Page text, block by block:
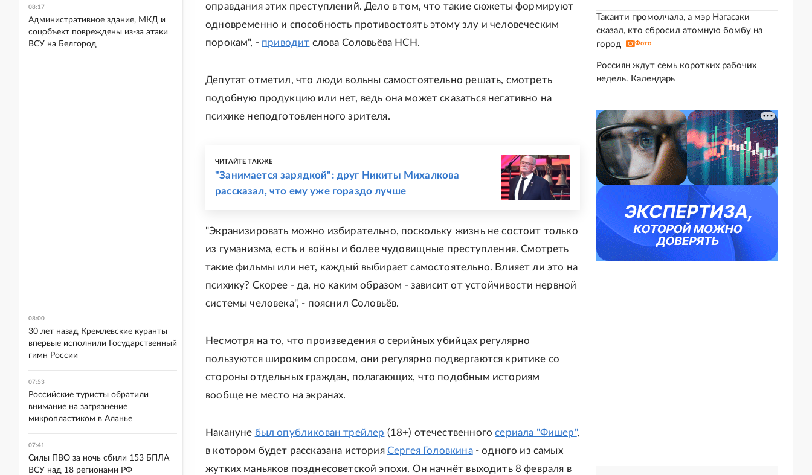
оправдания этих преступлений. Дело в том, что такие сюжеты формируют
одновременно и способность противостоять этому злу и человеческим
порокам", - приводит слова Соловьёва НСН.
Депутат отметил, что люди вольны самостоятельно решать, смотреть
подобную продукцию или нет, ведь она может сказаться негативно на
психике неподготовленного зрителя.
ЧИТАЙТЕ ТАКЖЕ
"Занимается зарядкой": друг Никиты Михалкова
рассказал, что ему уже гораздо лучше
"Экранизировать можно избирательно, поскольку жизнь не состоит только
из гуманизма, есть и войны и более чудовищные преступления. Смотреть
такие фильмы или нет, каждый выбирает самостоятельно. Влияет ли это на
психику? Скорее - да, но каким образом - зависит от устойчивости нервной
системы человека", - пояснил Соловьёв.
Несмотря на то, что произведения о серийных убийцах регулярно
пользуются широким спросом, они регулярно подвергаются критике со
стороны отдельных граждан, полагающих, что подобным историям
вообще не место на экранах.
Накануне был опубликован трейлер (18+) отечественногосериала "Фишер",
в котором будет рассказана история Сергея Головкина- одного из самых
жутких маньяков позднесоветской эпохи. Он начнёт выходить 8 февраля в
Такаити промолчала, а мэр Нагасаки
сказал, кто сбросил атомную бомбу на
город
Фото
Россиян ждут семь коротких рабочих
недель. Календарь
08:17
Административное здание, МКД и
соцобъект повреждены из-за атаки
ВСУ на Белгород
08:00
30 лет назад Кремлевские куранты
впервые исполнили Государственный
гимн России
07:53
Российские туристы обратили
внимание на загрязнение
микропластиком в Аланье
07:41
Силы ПВО за ночь сбили 153 БПЛА
ВСУ над 18 регионами РФ